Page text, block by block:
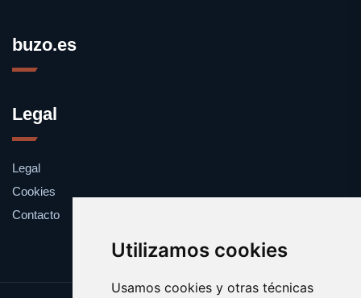
Utilizamos cookies
Usamos cookies y otras técnicas
buzo.es
Legal
Legal
Cookies
Contacto